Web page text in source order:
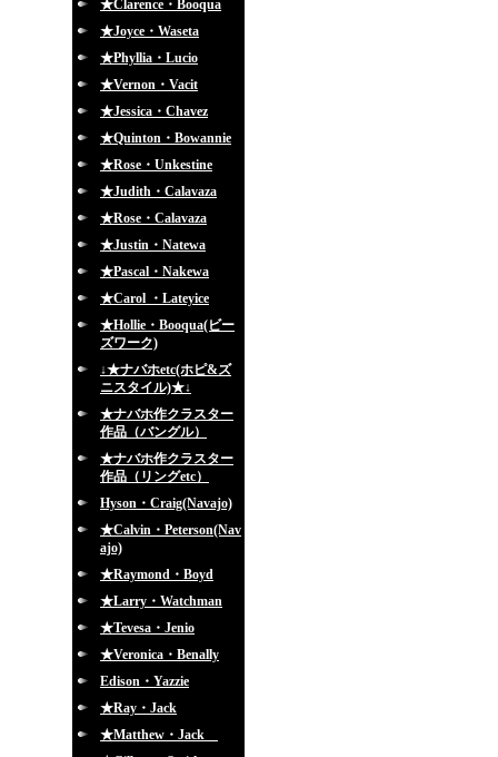
★Clarence・Booqua
★Joyce・Waseta
★Phyllia・Lucio
★Vernon・Vacit
★Jessica・Chavez
★Quinton・Bowannie
★Rose・Unkestine
★Judith・Calavaza
★Rose・Calavaza
★Justin・Natewa
★Pascal・Nakewa
★Carol ・Lateyice
★Hollie・Booqua(ビー
ズワーク)
↓★ナバホetc(ホピ&ズ
ニスタイル)★↓
★ナバホ作クラスター
作品（バングル）
★ナバホ作クラスター
作品（リングetc）
Hyson・Craig(Navajo)
★Calvin・Peterson(Nav
ajo)
★Raymond・Boyd
★Larry・Watchman
★Tevesa・Jenio
★Veronica・Benally
Edison・Yazzie
★Ray・Jack
★Matthew・Jack